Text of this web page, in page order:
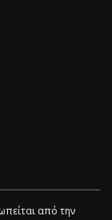
από την